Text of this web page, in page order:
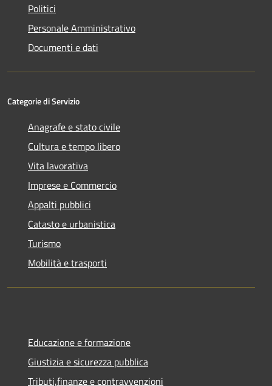
Politici
Personale Amministrativo
Documenti e dati
Categorie di Servizio
Anagrafe e stato civile
Cultura e tempo libero
Vita lavorativa
Imprese e Commercio
Appalti pubblici
Catasto e urbanistica
Turismo
Mobilità e trasporti
Educazione e formazione
Giustizia e sicurezza pubblica
Tributi,finanze e contravvenzioni